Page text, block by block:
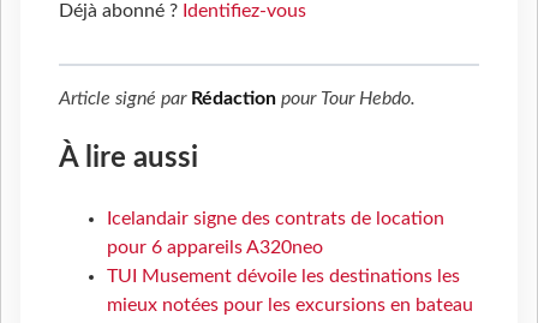
Déjà abonné ? Identifiez-vous
Article signé par Rédaction pour Tour Hebdo.
À lire aussi
Icelandair signe des contrats de location
pour 6 appareils A320neo
TUI Musement dévoile les destinations les
mieux notées pour les excursions en bateau